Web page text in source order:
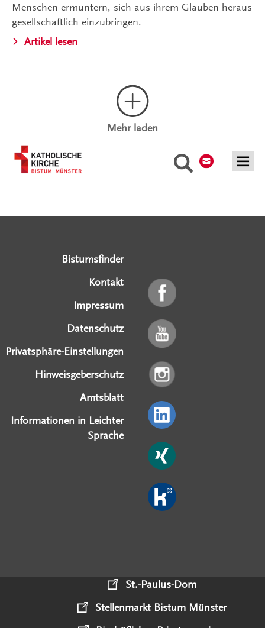
Suche
Menschen ermuntern, sich aus ihrem Glauben heraus
gesellschaftlich einzubringen.
Artikel lesen
Mehr laden
Bistumsfinder
Kontakt
Impressum
Datenschutz
Privatsphäre-Einstellungen
Hinweisgeberschutz
Amtsblatt
Informationen in Leichter
Sprache
St.-Paulus-Dom
Stellenmarkt Bistum Münster